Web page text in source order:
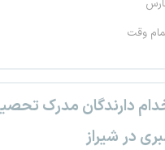
وقت
دارندگان مدرک
در شیراز